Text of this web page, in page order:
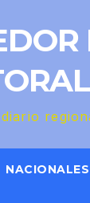
NACIONALES